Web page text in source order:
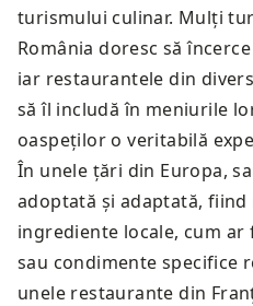
turismului culinar. Mulți
România doresc să
iar restaurantele din
să îl includă în meniurile
oaspeților o veritabilă
În unele țări din Europa,
adoptată și adaptată,
ingrediente locale, cum
sau condimente specifice
unele restaurante din